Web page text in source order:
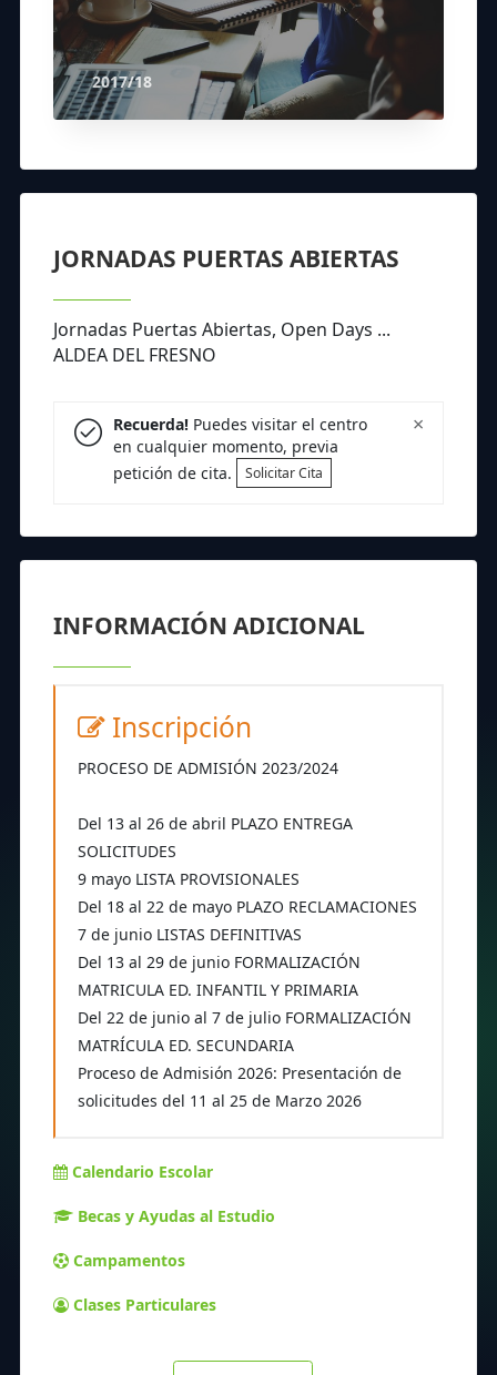
2017/18
JORNADAS PUERTAS ABIERTAS
Jornadas Puertas Abiertas, Open Days ...
ALDEA DEL FRESNO
×
Recuerda!Puedes visitar el centro
en cualquier momento, previa
petición de cita.
Solicitar Cita
INFORMACIÓN ADICIONAL
Inscripción
PROCESO DE ADMISIÓN 2023/2024
Del 13 al 26 de abril PLAZO ENTREGA
SOLICITUDES
9 mayo LISTA PROVISIONALES
Del 18 al 22 de mayo PLAZO RECLAMACIONES
7 de junio LISTAS DEFINITIVAS
Del 13 al 29 de junio FORMALIZACIÓN
MATRICULA ED. INFANTIL Y PRIMARIA
Del 22 de junio al 7 de julio FORMALIZACIÓN
MATRÍCULA ED. SECUNDARIA
Proceso de Admisión 2026: Presentación de
solicitudes del 11 al 25 de Marzo 2026
Calendario Escolar
Becas y Ayudas al Estudio
Campamentos
Clases Particulares